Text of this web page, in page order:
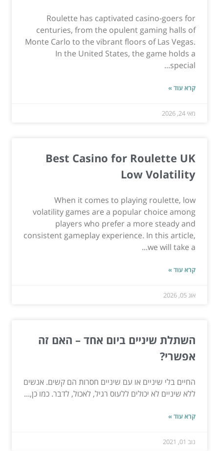
Roulette has captivated casino-goers for
centuries, from the opulent gaming halls of
Monte Carlo to the vibrant floors of Las Vegas.
In the United States, the game holds a
special...
קרא עוד »
מאי 24, 2026
Best Casino for Roulette UK
Low Volatility
When it comes to playing roulette, low
volatility games are a popular choice among
players who prefer a more steady and
consistent gameplay experience. In this article,
we will take a...
קרא עוד »
אוג 05, 2026
השתלת שיניים ביום אחד – האם זה
אפשרי?
החיים בלי שיניים או עם שיניים חסרות הם קשים. אנשים
ללא שיניים לא יכולים ללעוס רגיל, לאכול, לדבר. כמו כן,...
קרא עוד »
נוב 01, 2021